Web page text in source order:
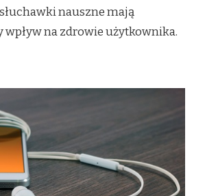
nauszne mają
wpływ na zdrowie użytkownika.